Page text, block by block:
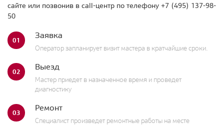
сайте или позвонив в call-центр по телефону +7 (495) 137-98-
50
01 Заявка
Оператор запланирует визит мастера в кратчайшие сроки.
02 Выезд
Мастер приедет в назначенное время и проведет
диагностику
03 Ремонт
Специалист произведет ремонтные работы на месте